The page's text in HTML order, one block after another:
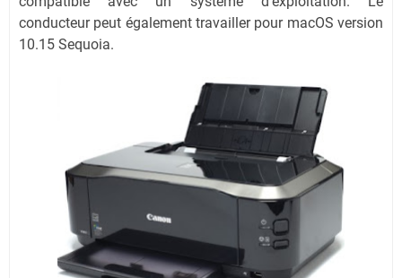
conducteur peut également travailler pour macOS version
10.15 Sequoia.